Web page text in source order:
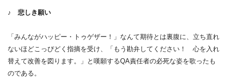
♪ 悲しき願い
「みんながハッピー・トゥゲザー！」なんて期待とは裏腹に、 立ち直れ
ないほどこっぴどく指摘を受け、「 もう勘弁してください！ 心を入れ
替えて改善を図ります。」と嘆願するQA責任者の必死な姿を歌ったも
のである。